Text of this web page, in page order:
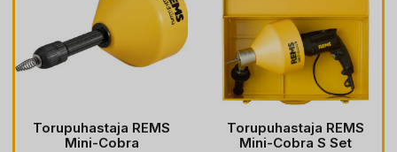
Torupuhastaja REMS
Mini-Cobra
Torupuhastaja REMS
Mini-Cobra S Set